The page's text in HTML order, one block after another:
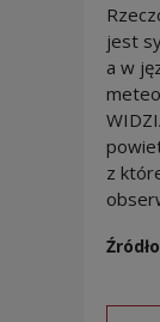
jest
a w
z